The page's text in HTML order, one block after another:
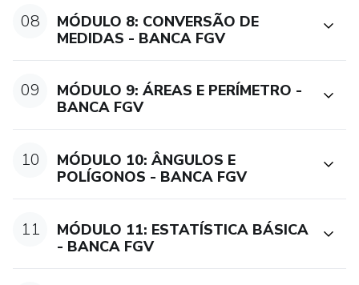
08
MÓDULO 8: CONVERSÃO DE
MEDIDAS - BANCA FGV
09
MÓDULO 9: ÁREAS E PERÍMETRO -
BANCA FGV
10
MÓDULO 10: ÂNGULOS E
POLÍGONOS - BANCA FGV
11
MÓDULO 11: ESTATÍSTICA BÁSICA
- BANCA FGV